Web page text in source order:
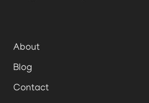
About
Blog
Contact